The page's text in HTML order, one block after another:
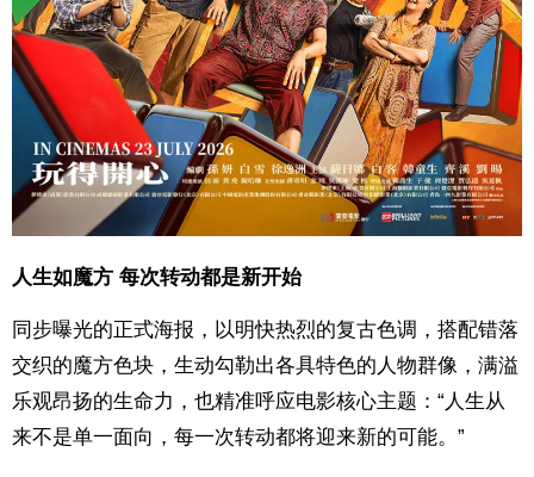
人生如魔方 每次转动都是新开始
同步曝光的正式海报，以明快热烈的复古色调，搭配错落
交织的魔方色块，生动勾勒出各具特色的人物群像，满溢
乐观昂扬的生命力，也精准呼应电影核心主题：“人生从
来不是单一面向，每一次转动都将迎来新的可能。”